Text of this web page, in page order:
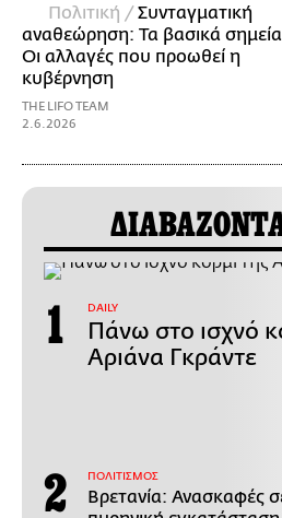
Πολιτική / Συνταγματική
αναθεώρηση: Τα βασικά
Οι αλλαγές που προωθεί η
κυβέρνηση
THE LIFO TEAM
2.6.2026
DAILY
Πάνω στο ισχνό
Αριάνα Γκράντε
ΠΟΛΙΤΙΣΜΟΣ
Βρετανία: Ανασκαφές